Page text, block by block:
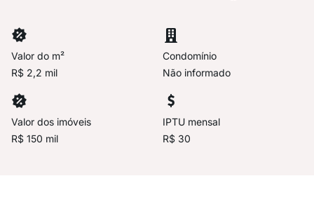
Valor do m²
R$ 2,2 mil
Condomínio
Não informado
Valor dos imóveis
R$ 150 mil
IPTU mensal
R$ 30